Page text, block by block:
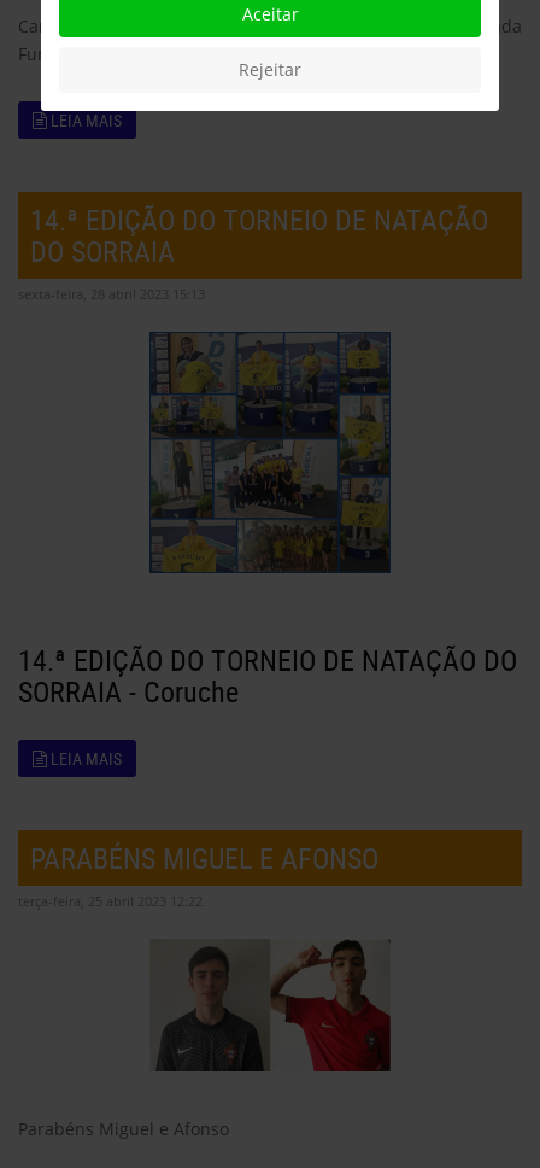
Campeonato Nacional Open de Portugal - Piscina da Penteada
Funchal
LEIA MAIS
14.ª EDIÇÃO DO TORNEIO DE NATAÇÃO
DO SORRAIA
sexta-feira, 28 abril 2023 15:13
14.ª EDIÇÃO DO TORNEIO DE NATAÇÃO DO
SORRAIA - Coruche
LEIA MAIS
PARABÉNS MIGUEL E AFONSO
terça-feira, 25 abril 2023 12:22
Parabéns Miguel e Afonso
Aceitar
Rejeitar